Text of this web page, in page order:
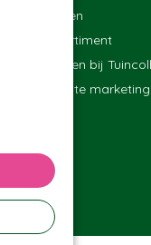
Merken
Assortiment
Werken bij
Affiliate marketing